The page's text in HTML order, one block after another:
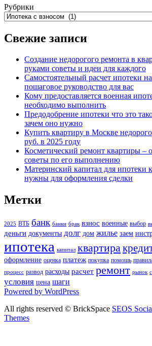
Рубрики
Свежие записи
Создание недорогого ремонта в
руками советы и идеи для каждого
Самостоятельный расчет ипотеки
пошаговое руководство для вас
Кому предоставляется военная
необходимо выполнить
Предодобрение ипотеки что это
зачем оно нужно
Купить квартиру в Москве
руб. в 2025 году
Косметический ремонт квартиры –
советы по его выполнению
Материнский капитал для ипотеки
нужны для оформления сделки
Метки
2025 ВТБ банк банки брак взнос военные выбор
деньги документы долг дом жилье заем
ипотека капитал квартира
оформление оценка платеж покупка помощь
процесс развод расходы расчет ремонт рынок
условия цена шаги
Powered by WordPress
All rights reserved © BrickSpace SEOS
Themes